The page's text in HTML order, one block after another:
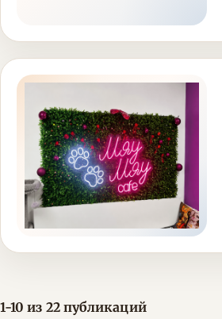
1-10 из 22 публикаций